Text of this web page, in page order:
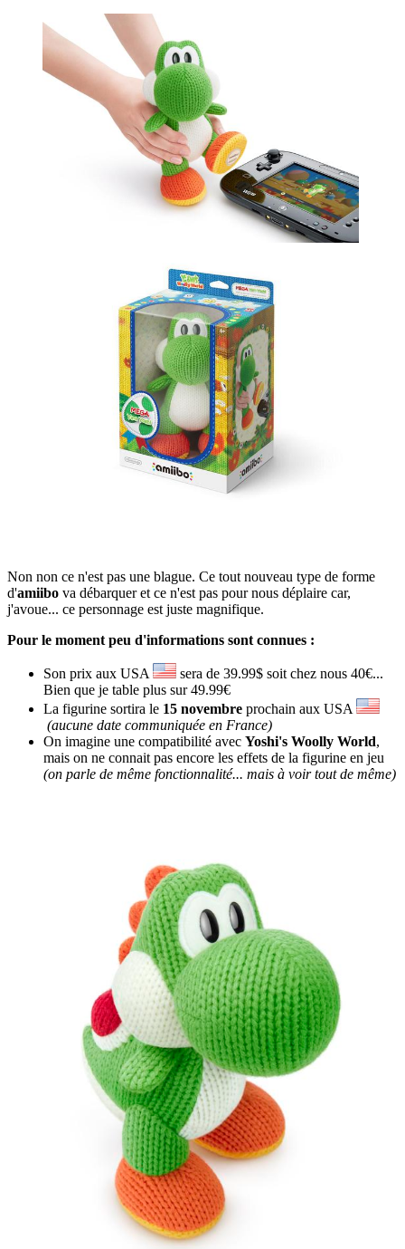
Non non ce n'est pas une blague. Ce tout nouveau type de forme
d'amiibo va débarquer et ce n'est pas pour nous déplaire car,
j'avoue... ce personnage est juste magnifique.
Pour le moment peu d'informations sont connues :
Son prix aux USA
sera de 39.99$ soit chez nous 40€...
Bien que je table plus sur 49.99€
La figurine sortira le 15 novembre prochain aux USA
(aucune date communiquée en France)
On imagine une compatibilité avec Yoshi's Woolly World,
mais on ne connait pas encore les effets de la figurine en jeu
(on parle de même fonctionnalité... mais à voir tout de même)